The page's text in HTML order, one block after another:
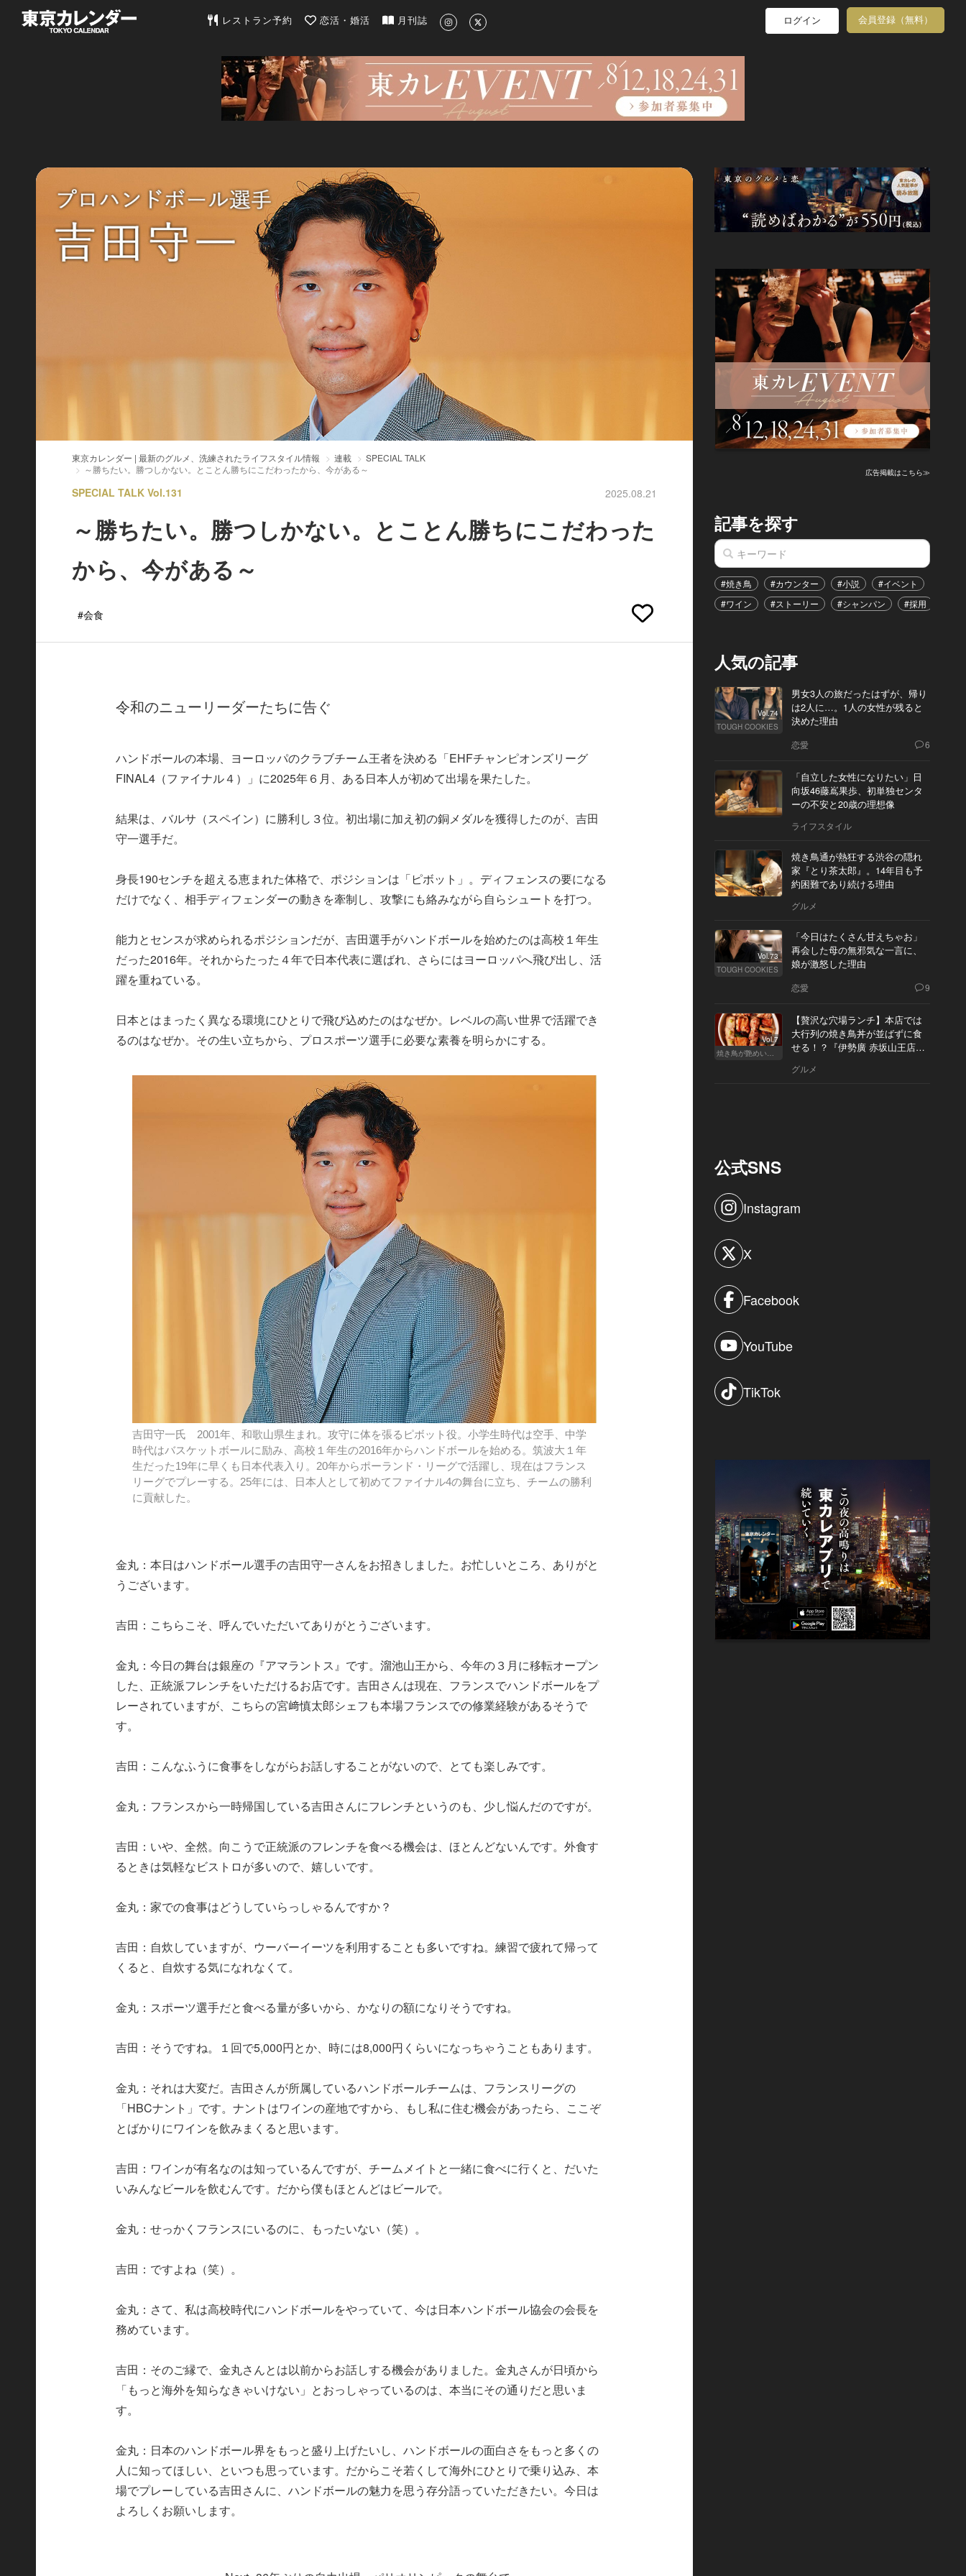
東京カレンダー | 最新のグルメ、洗練されたライフスタイル情報
レストラン予約 恋活・婚活 月刊誌 ログイン 会員登録（無料）
東京カレンダー | 最新のグルメ、洗練されたライフスタイル情報 連載
SPECIAL TALK
～勝ちたい。勝つしかない。とことん勝ちにこだわったから、今がある～
SPECIAL TALK Vol.131 2025.08.21
～勝ちたい。勝つしかない。とことん勝ちにこだわった
から、今がある～
#会食
令和のニューリーダーたちに告ぐ
ハンドボールの本場、ヨーロッパのクラブチーム王者を決める「EHFチャンピオンズリーグ
FINAL4（ファイナル４）」に2025年６月、ある日本人が初めて出場を果たした。
結果は、バルサ（スペイン）に勝利し３位。初出場に加え初の銅メダルを獲得したのが、吉田
守一選手だ。
身長190センチを超える恵まれた体格で、ポジションは「ピボット」。ディフェンスの要になる
だけでなく、相手ディフェンダーの動きを牽制し、攻撃にも絡みながら自らシュートを打つ。
能力とセンスが求められるポジションだが、吉田選手がハンドボールを始めたのは高校１年生
だった2016年。それからたった４年で日本代表に選ばれ、さらにはヨーロッパへ飛び出し、活
躍を重ねている。
日本とはまったく異なる環境にひとりで飛び込めたのはなぜか。レベルの高い世界で活躍でき
るのはなぜか。その生い立ちから、プロスポーツ選手に必要な素養を明らかにする。
吉田守一氏 2001年、和歌山県生まれ。攻守に体を張るピボット役。小学生時代は空手、中学
時代はバスケットボールに励み、高校１年生の2016年からハンドボールを始める。筑波大１年
生だった19年に早くも日本代表入り。20年からポーランド・リーグで活躍し、現在はフランス
リーグでプレーする。25年には、日本人として初めてファイナル4の舞台に立ち、チームの勝利
に貢献した。
金丸：本日はハンドボール選手の吉田守一さんをお招きしました。お忙しいところ、ありがと
うございます。
吉田：こちらこそ、呼んでいただいてありがとうございます。
金丸：今日の舞台は銀座の『アマラントス』です。溜池山王から、今年の３月に移転オープン
した、正統派フレンチをいただけるお店です。吉田さんは現在、フランスでハンドボールをプ
レーされていますが、こちらの宮﨑慎太郎シェフも本場フランスでの修業経験があるそうで
す。
吉田：こんなふうに食事をしながらお話しすることがないので、とても楽しみです。
金丸：フランスから一時帰国している吉田さんにフレンチというのも、少し悩んだのですが。
吉田：いや、全然。向こうで正統派のフレンチを食べる機会は、ほとんどないんです。外食す
るときは気軽なビストロが多いので、嬉しいです。
金丸：家での食事はどうしていらっしゃるんですか？
吉田：自炊していますが、ウーバーイーツを利用することも多いですね。練習で疲れて帰って
くると、自炊する気になれなくて。
金丸：スポーツ選手だと食べる量が多いから、かなりの額になりそうですね。
吉田：そうですね。１回で5,000円とか、時には8,000円くらいになっちゃうこともあります。
金丸：それは大変だ。吉田さんが所属しているハンドボールチームは、フランスリーグの
「HBCナント」です。ナントはワインの産地ですから、もし私に住む機会があったら、ここぞ
とばかりにワインを飲みまくると思います。
吉田：ワインが有名なのは知っているんですが、チームメイトと一緒に食べに行くと、だいた
いみんなビールを飲むんです。だから僕もほとんどはビールで。
金丸：せっかくフランスにいるのに、もったいない（笑）。
吉田：ですよね（笑）。
金丸：さて、私は高校時代にハンドボールをやっていて、今は日本ハンドボール協会の会長を
務めています。
吉田：そのご縁で、金丸さんとは以前からお話しする機会がありました。金丸さんが日頃から
「もっと海外を知らなきゃいけない」とおっしゃっているのは、本当にその通りだと思いま
す。
金丸：日本のハンドボール界をもっと盛り上げたいし、ハンドボールの面白さをもっと多くの
人に知ってほしい、といつも思っています。だからこそ若くして海外にひとりで乗り込み、本
場でプレーしている吉田さんに、ハンドボールの魅力を思う存分語っていただきたい。今日は
よろしくお願いします。
広告掲載はこちら≫
記事を探す
#焼き鳥 #カウンター #小説 #イベント
#ワイン
#ストーリー #シャンパン #採用
人気の記事
Vol.74
TOUGH COOKIES
男女3人の旅だったはずが、帰り
は2人に…。1人の女性が残ると
決めた理由
恋愛 6
「自立した女性になりたい」日
向坂46藤嶌果歩、初単独センタ
ーの不安と20歳の理想像
ライフスタイル
焼き鳥通が熱狂する渋谷の隠れ
家『とり茶太郎』。14年目も予
約困難であり続ける理由
グルメ
Vol.73
TOUGH COOKIES
「今日はたくさん甘えちゃお」
再会した母の無邪気な一言に、
娘が激怒した理由
恋愛 9
Vol.7
焼き鳥が艶めいてきた
【贅沢な穴場ランチ】本店では
大行列の焼き鳥丼が並ばずに食
せる！？『伊勢廣 赤坂山王店』
グルメ
公式SNS
Instagram
X
Facebook
YouTube
TikTok